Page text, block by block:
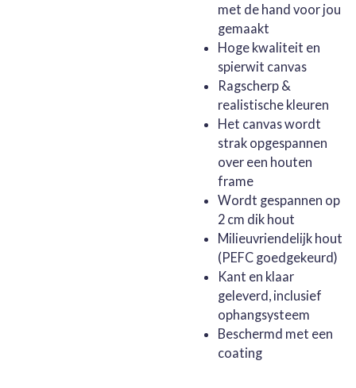
met de hand voor jou
gemaakt
Hoge kwaliteit en
spierwit canvas
Ragscherp &
realistische kleuren
Het canvas wordt
strak opgespannen
over een houten
frame
Wordt gespannen op
2 cm dik hout
Milieuvriendelijk hout
(PEFC goedgekeurd)
Kant en klaar
geleverd, inclusief
ophangsysteem
Beschermd met een
coating